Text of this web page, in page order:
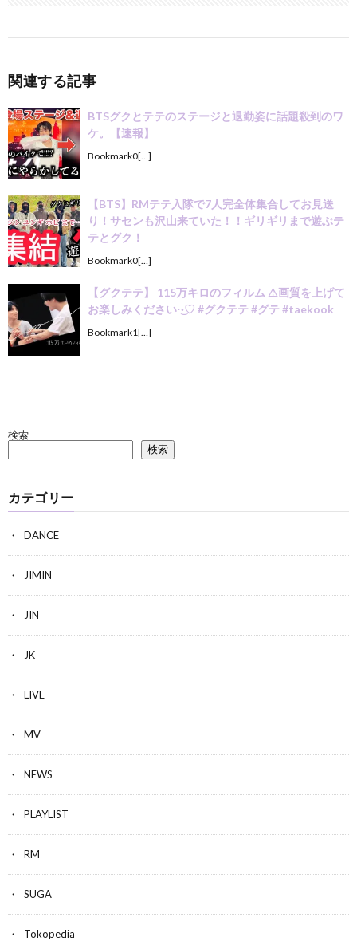
関連する記事
BTSグクとテテのステージと退勤姿に話題殺到のワ
ケ。【速報】
Bookmark0[…]
【BTS】RMテテ入隊で7人完全体集合してお見送
り！サセンも沢山来ていた！！ギリギリまで遊ぶテ
テとグク！
Bookmark0[…]
【グクテテ】 115万キロのフィルム ⚠画質を上げて
お楽しみください·͜·♡ #グクテテ #グテ #taekook
Bookmark1[…]
検索
検索
カテゴリー
DANCE
JIMIN
JIN
JK
LIVE
MV
NEWS
PLAYLIST
RM
SUGA
Tokopedia